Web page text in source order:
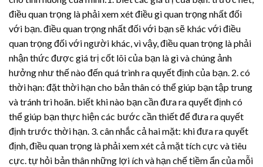
điều quan trọng là phải xem xét điều gì quan trọng nhất đối
với bạn. điều quan trọng nhất đối với bạn sẽ khác với điều
quan trọng đối với người khác, vì vậy, điều quan trọng là phải
nhận thức được giá trị cốt lõi của bạn là gì và chúng ảnh
hưởng như thế nào đến quá trình ra quyết định của bạn. 2. có
thời hạn: đặt thời hạn cho bản thân có thể giúp bạn tập trung
và tránh trì hoãn. biết khi nào bạn cần đưa ra quyết định có
thể giúp bạn thực hiện các bước cần thiết để đưa ra quyết
định trước thời hạn. 3. cân nhắc cả hai mặt: khi đưa ra quyết
định, điều quan trọng là phải xem xét cả mặt tích cực và tiêu
cực. tự hỏi bản thân những lợi ích và hạn chế tiềm ẩn của mỗi